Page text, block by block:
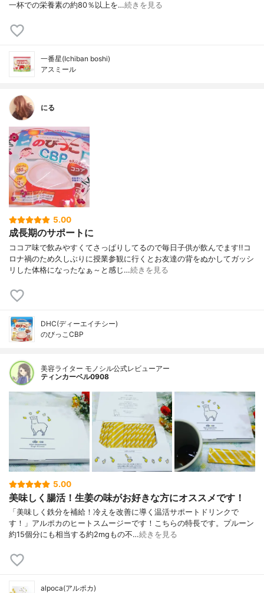
一杯での栄養素の約80％以上を…続きを見る
一番星(Ichiban boshi)
アスミール
にる
5.00
成長期のサポートに
ココア味で飲みやすくてさっぱりしてるので毎日子供が飲んでます!!コ
ロナ禍のため久しぶりに授業参観に行くとお友達の背をぬかしてガッシ
リした体格になったなぁ～と感じ…続きを見る
DHC(ディーエイチシー)
のびっこCBP
美容ライター モノシル公式レビューアー
ティンカーベル0908
5.00
美味しく腸活！生姜の味がお好きな方にオススメです！
「美味しく鉄分を補給！冷えを改善に導く温活サポートドリンクで
す！」アルポカのヒートスムージーです！こちらの特長です。プルーン
約15個分にも相当する約2mgもの不…続きを見る
alpoca(アルポカ)